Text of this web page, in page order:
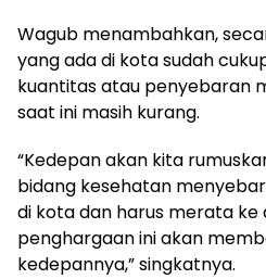
Wagub menambahkan,
yang ada di kota sudah
kuantitas atau penyebaran
saat ini masih kurang.
“Kedepan akan kita
bidang kesehatan
di kota dan harus merata ke
penghargaan ini akan
kedepannya,” singkatnya.